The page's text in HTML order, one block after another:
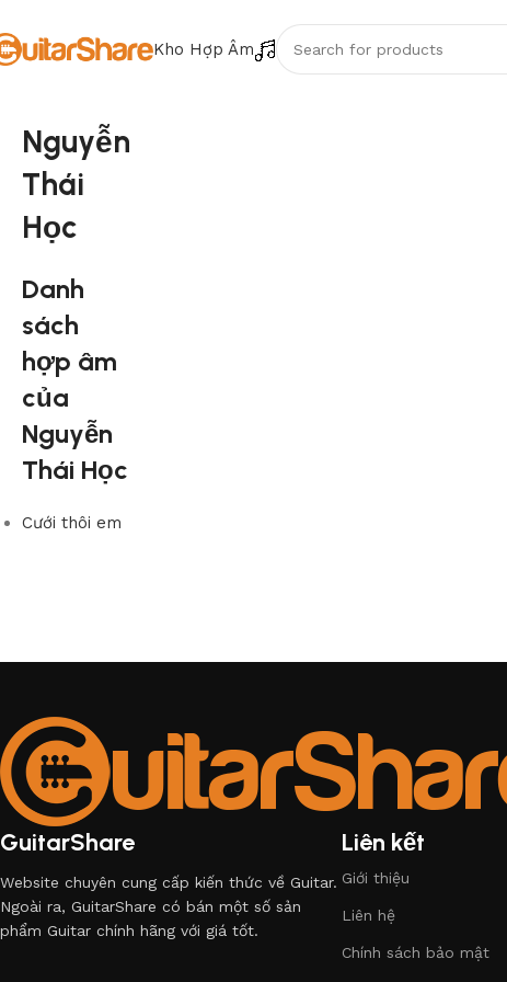
Kho Hợp Âm
Nguyễn
Thái
Học
Danh
sách
hợp âm
của
Nguyễn
Thái Học
Cưới thôi em
GuitarShare
Website chuyên cung cấp kiến thức về Guitar.
Ngoài ra, GuitarShare có bán một số sản
phẩm Guitar chính hãng với giá tốt.
Liên kết
Giới thiệu
Liên hệ
Chính sách bảo mật